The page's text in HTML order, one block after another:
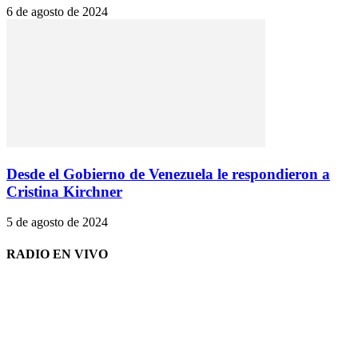
6 de agosto de 2024
Desde el Gobierno de Venezuela le respondieron a
Cristina Kirchner
5 de agosto de 2024
RADIO EN VIVO